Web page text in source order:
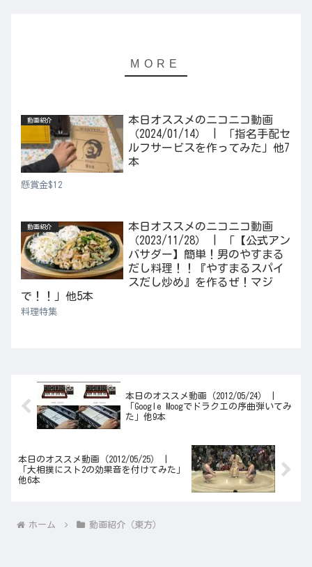
動画紹介
本日オススメのニコニコ動画
（2024/01/14） | 「指名手配セ
ルフサービスを作ってみた」他7
本
懸賞金$12
動画紹介
本日オススメのニコニコ動画
（2023/11/28） | 「【公式アン
バサダー】簡単！男のやすまる
だし料理！！『やすまるスパイ
スだし炒め』を作るぜ！マジ
で！！」他5本
料理特集
本日のオススメ動画（2012/05/24） |
「Google Moogでドラクエの序曲弾いてみ
た」他9本
本日のオススメ動画（2012/05/25） |
「大相撲にスト2の効果音を付けてみた」
他6本
ホーム 動画紹介（東方）